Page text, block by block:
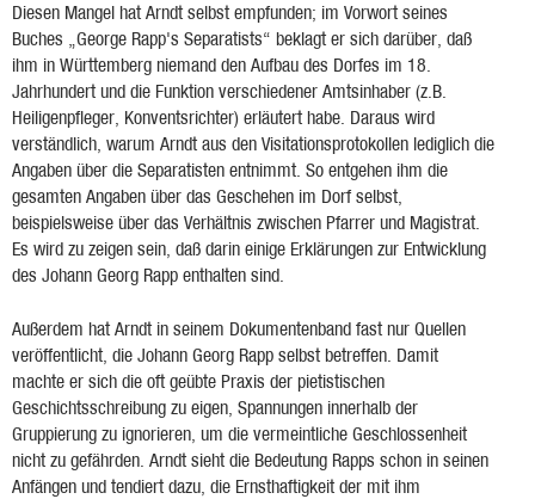
Diesen Mangel hat Arndt selbst empfunden; im Vorwort seines
Buches „George Rapp's Separatists“ beklagt er sich darüber, daß
ihm in Württemberg niemand den Aufbau des Dorfes im 18.
Jahrhundert und die Funktion verschiedener Amtsinhaber (z.B.
Heiligenpfleger, Konventsrichter) erläutert habe. Daraus wird
verständlich, warum Arndt aus den Visitationsprotokollen lediglich die
Angaben über die Separatisten entnimmt. So entgehen ihm die
gesamten Angaben über das Geschehen im Dorf selbst,
beispielsweise über das Verhältnis zwischen Pfarrer und Magistrat.
Es wird zu zeigen sein, daß darin einige Erklärungen zur Entwicklung
des Johann Georg Rapp enthalten sind.
Außerdem hat Arndt in seinem Dokumentenband fast nur Quellen
veröffentlicht, die Johann Georg Rapp selbst betreffen. Damit
machte er sich die oft geübte Praxis der pietistischen
Geschichtsschreibung zu eigen, Spannungen innerhalb der
Gruppierung zu ignorieren, um die vermeintliche Geschlossenheit
nicht zu gefährden. Arndt sieht die Bedeutung Rapps schon in seinen
Anfängen und tendiert dazu, die Ernsthaftigkeit der mit ihm